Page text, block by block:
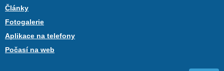
Články
Fotogalerie
Aplikace na telefony
Počasí na web